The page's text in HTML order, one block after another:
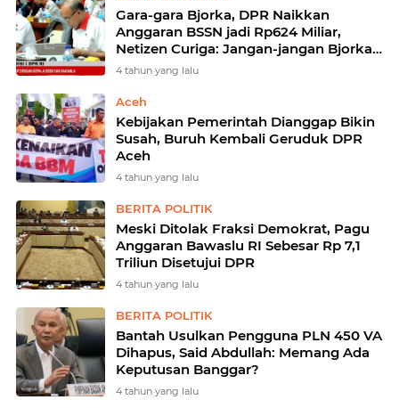
Gara-gara Bjorka, DPR Naikkan
Anggaran BSSN jadi Rp624 Miliar,
Netizen Curiga: Jangan-jangan Bjorka
Ini...?
4 tahun yang lalu
Aceh
Kebijakan Pemerintah Dianggap Bikin
Susah, Buruh Kembali Geruduk DPR
Aceh
4 tahun yang lalu
BERITA POLITIK
Meski Ditolak Fraksi Demokrat, Pagu
Anggaran Bawaslu RI Sebesar Rp 7,1
Triliun Disetujui DPR
4 tahun yang lalu
BERITA POLITIK
Bantah Usulkan Pengguna PLN 450 VA
Dihapus, Said Abdullah: Memang Ada
Keputusan Banggar?
4 tahun yang lalu